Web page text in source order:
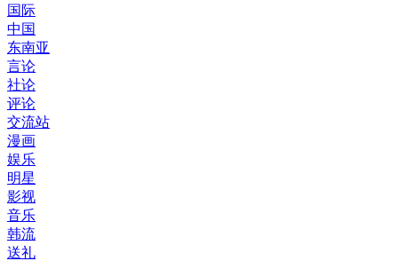
国际
中国
东南亚
言论
社论
评论
交流站
漫画
娱乐
明星
影视
音乐
韩流
送礼